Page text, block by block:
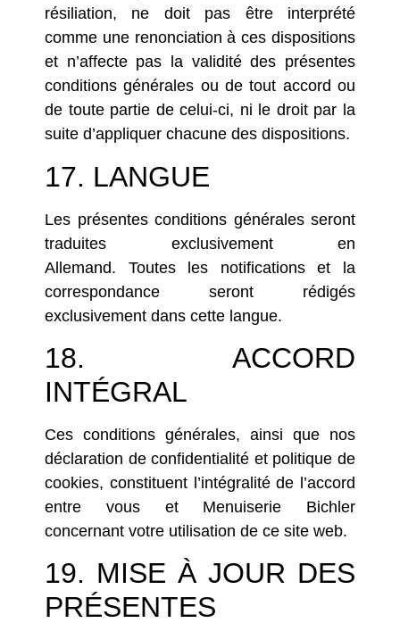
résiliation, ne doit pas être interprété
comme une renonciation à ces dispositions
et n’affecte pas la validité des présentes
conditions générales ou de tout accord ou
de toute partie de celui-ci, ni le droit par la
suite d’appliquer chacune des dispositions.
17. LANGUE
Les présentes conditions générales seront
traduites exclusivement en
Allemand. Toutes les notifications et la
correspondance seront rédigés
exclusivement dans cette langue.
18. ACCORD
INTÉGRAL
Ces conditions générales, ainsi que nos
déclaration de confidentialité et politique de
cookies, constituent l’intégralité de l’accord
entre vous et Menuiserie Bichler
concernant votre utilisation de ce site web.
19. MISE À JOUR DES
PRÉSENTES